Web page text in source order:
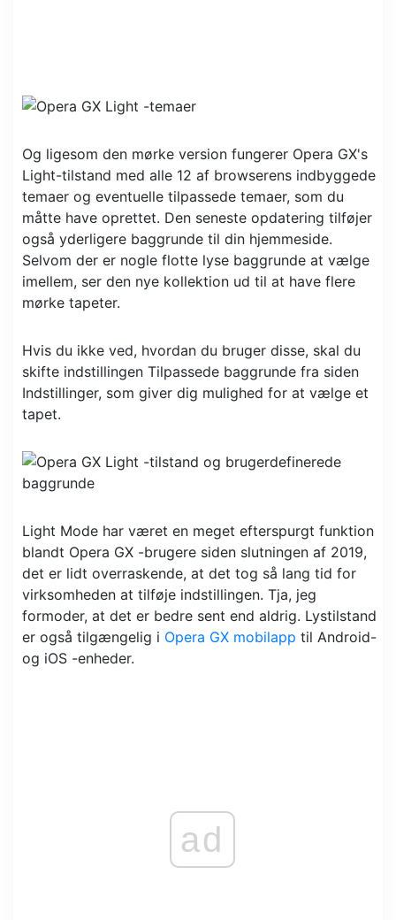
Og ligesom den mørke version fungerer Opera GX's
Light-tilstand med alle 12 af browserens indbyggede
temaer og eventuelle tilpassede temaer, som du
måtte have oprettet. Den seneste opdatering tilføjer
også yderligere baggrunde til din hjemmeside.
Selvom der er nogle flotte lyse baggrunde at vælge
imellem, ser den nye kollektion ud til at have flere
mørke tapeter.
Hvis du ikke ved, hvordan du bruger disse, skal du
skifte indstillingen Tilpassede baggrunde fra siden
Indstillinger, som giver dig mulighed for at vælge et
tapet.
Light Mode har været en meget efterspurgt funktion
blandt Opera GX -brugere siden slutningen af ​​2019,
det er lidt overraskende, at det tog så lang tid for
virksomheden at tilføje indstillingen. Tja, jeg
formoder, at det er bedre sent end aldrig. Lystilstand
er også tilgængelig i Opera GX mobilapp til Android-
og iOS -enheder.
ad